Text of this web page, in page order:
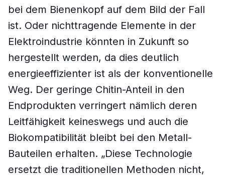
bei dem Bienenkopf auf dem Bild der Fall
ist. Oder nichttragende Elemente in der
Elektroindustrie könnten in Zukunft so
hergestellt werden, da dies deutlich
energieeffizienter ist als der konventionelle
Weg. Der geringe Chitin-Anteil in den
Endprodukten verringert nämlich deren
Leitfähigkeit keineswegs und auch die
Biokompatibilität bleibt bei den Metall-
Bauteilen erhalten. „Diese Technologie
ersetzt die traditionellen Methoden nicht,